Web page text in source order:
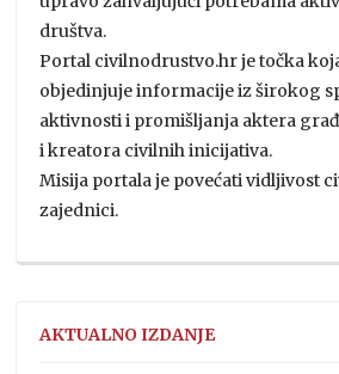
društva.
Portal civilnodrustvo.hr je točka
objedinjuje informacije iz širokog
aktivnosti i promišljanja aktera
i kreatora civilnih inicijativa.
Misija portala je povećati vidljivost
zajednici.
AKTUALNO IZDANJE